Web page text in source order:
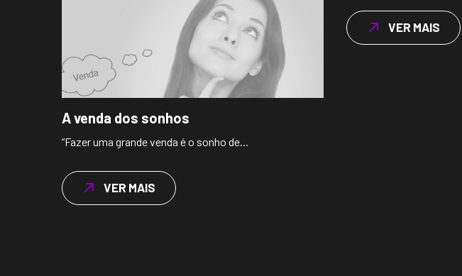
A venda dos sonhos
“Fazer uma grande venda é o sonho de...
VER MAIS
VER MAIS